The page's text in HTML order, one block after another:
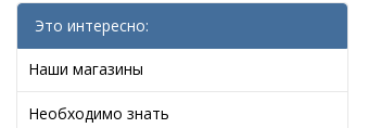
Это интересно:
Наши магазины
Необходимо знать